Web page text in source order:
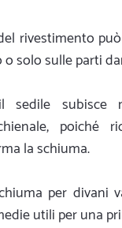
rivestimento
o solo sulle parti
sedile subisce
poiché
la schiuma.
per divani
utili per una